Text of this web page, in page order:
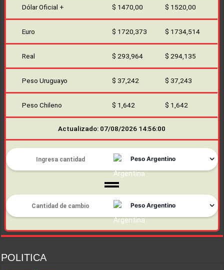
Dólar Oficial + $ 1470,00 $ 1520,00
Euro $ 1720,373 $ 1734,514
Real $ 293,964 $ 294,135
Peso Uruguayo $ 37,242 $ 37,243
Peso Chileno $ 1,642 $ 1,642
Actualizado: 07/08/2026 14:56:00
POLITICA